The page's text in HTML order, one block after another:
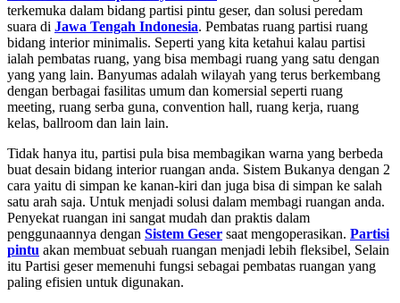
terkemuka dalam bidang partisi pintu geser, dan solusi peredam
suara di Jawa Tengah Indonesia. Pembatas ruang partisi ruang
bidang interior minimalis. Seperti yang kita ketahui kalau partisi
ialah pembatas ruang, yang bisa membagi ruang yang satu dengan
yang yang lain. Banyumas adalah wilayah yang terus berkembang
dengan berbagai fasilitas umum dan komersial seperti ruang
meeting, ruang serba guna, convention hall, ruang kerja, ruang
kelas, ballroom dan lain lain.
Tidak hanya itu, partisi pula bisa membagikan warna yang berbeda
buat desain bidang interior ruangan anda. Sistem Bukanya dengan 2
cara yaitu di simpan ke kanan-kiri dan juga bisa di simpan ke salah
satu arah saja. Untuk menjadi solusi dalam membagi ruangan anda.
Penyekat ruangan ini sangat mudah dan praktis dalam
penggunaannya dengan Sistem Geser saat mengoperasikan. Partisi
pintu akan membuat sebuah ruangan menjadi lebih fleksibel, Selain
itu Partisi geser memenuhi fungsi sebagai pembatas ruangan yang
paling efisien untuk digunakan.